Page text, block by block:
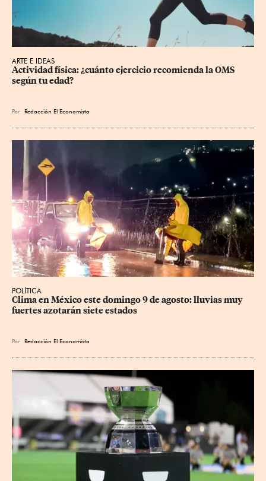
ARTE E IDEAS
Actividad física: ¿cuánto ejercicio recomienda la OMS
según tu edad?
Por Redacción El Economista
POLÍTICA
Clima en México este domingo 9 de agosto: lluvias muy
fuertes azotarán siete estados
Por Redacción El Economista